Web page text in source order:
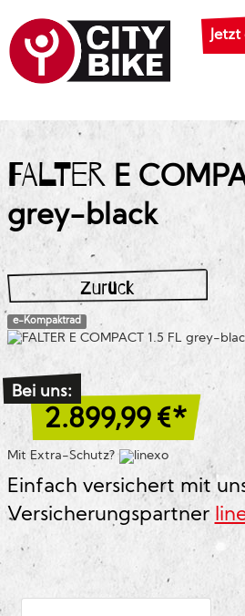
FALTER E
grey-black
Zurück
e-Kompaktrad
Bei uns:
2.899,99 €*
Mit Extra-Schutz?
Einfach versichert mit
Versicherungspartner